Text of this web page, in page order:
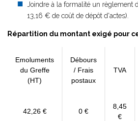
Joindre à la formalité un règlement
13,16 € de coût de dépôt d'actes).
Répartition du montant exigé pour
Emoluments
du Greffe
(HT)
Débours
/ Frais
postaux
TVA
42,26 € 0 €
8,45
€